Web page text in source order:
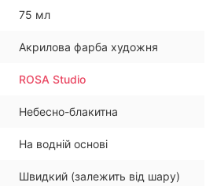
75 мл
Акрилова фарба художня
ROSA Studio
Небесно-блакитна
На водній основі
Швидкий (залежить від шару)